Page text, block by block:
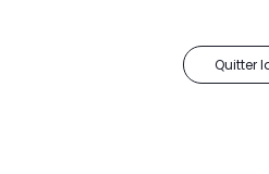
Quitter